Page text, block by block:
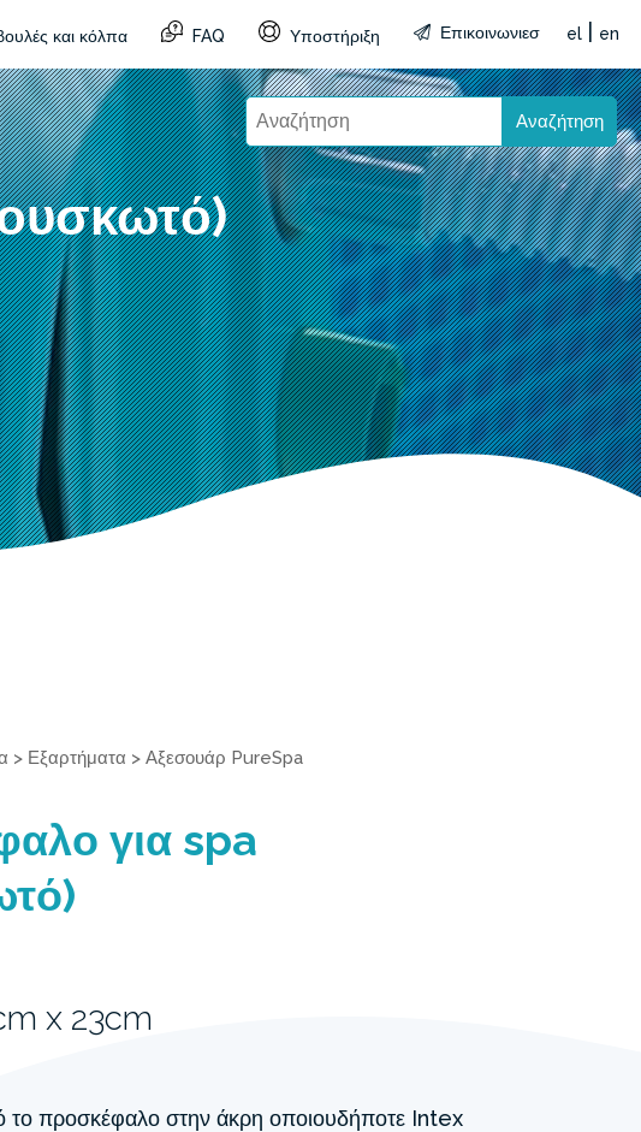
και κόλπα FAQ Υποστήριξη Επικοινωνιεσ el en
Αναζήτηση
> Εξαρτήματα > Αξεσουάρ PureSpa
για spa
x 23cm
το προσκέφαλο στην άκρη οποιουδήποτε Intex